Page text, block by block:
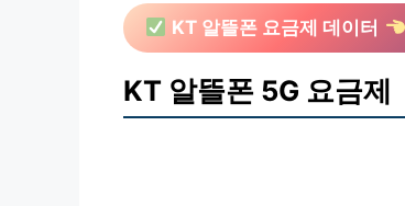
KT 알뜰폰 요금제 데이터
KT 알뜰폰 5G 요금제